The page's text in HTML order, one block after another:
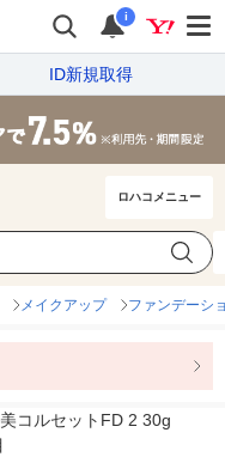
i
ID新規取得
ロハコメニュー
メイクアップ ファンデーシ